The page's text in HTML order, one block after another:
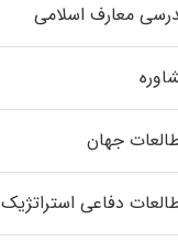
معارف اسلامی
جهان
دفاعی استراتژیک